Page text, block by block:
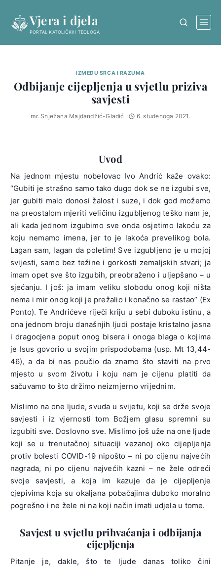
content
Vjera i djela
PORTAL KATOLIČKIH TEOLOGA
IZMEĐU SRCA I RAZUMA
Odbijanje cijepljenja u svjetlu priziva
savjesti
mr. Snježana Majdandžić-Gladić 6. studenoga 2021.
Uvod
Na jednom mjestu nobelovac Ivo Andrić kaže ovako:
“Gubiti je strašno samo tako dugo dok se ne izgubi sve,
jer gubiti malo donosi žalost i suze, i dok god možemo
na preostalom mjeriti veličinu izgubljenog teško nam je,
ali kada jednom izgubimo sve onda osjetimo lakoću za
koju nemamo imena, jer to je lakoća prevelikog bola.
Lagan sam, lagan da poletim! Sve izgubljeno je u mojoj
svijesti, samo bez težine i gorkosti zemaljskih stvari; ja
imam opet sve što izgubih, preobraženo i uljepšano – u
sjećanju. I još: ja imam veliku slobodu onog koji ništa
nema i mir onog koji je prežalio i konačno se rastao” (Ex
Ponto). Te Andrićeve riječi kriju u sebi duboku istinu, a
ona jednom broju današnjih ljudi postaje kristalno jasna
i dragocjena poput onog bisera i onoga blaga o kojima
je Isus govorio u svojim prispodobama (usp. Mt 13,44-
46), a da bi nas poučio da znamo što staviti na prvo
mjesto u svom životu i koju nam je cijenu platiti da
sačuvamo to što držimo neizmjerno vrijednim.
Mislimo na one ljude, svuda u svijetu, koji se drže svoje
savjesti i iz vjernosti tom Božjem glasu spremni su
izgubiti sve. Doslovno sve. Mislimo još uže na one ljude
koji se u trenutačnoj situaciji vezanoj oko cijepljenja
protiv bolesti COVID-19 nipošto – ni po cijenu najvećih
nagrada, ni po cijenu najvećih kazni – ne žele odreći
svoje savjesti, a koja im kazuje da je cijepljenje
cjepivima koja su okaljana pobačajima duboko moralno
pogrešno i ne žele ni na koji način imati udjela u tome.
Savjest u svjetlu prihvaćanja i odbijanja
cijepljenja
Pitanje je, dakle, što te ljude danas toliko čini